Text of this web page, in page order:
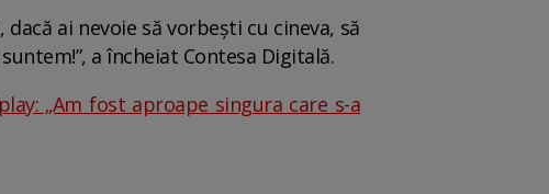
ai nevoie să vorbești cu cineva, să
a încheiat Contesa Digitală.
„Am fost aproape singura care s-a